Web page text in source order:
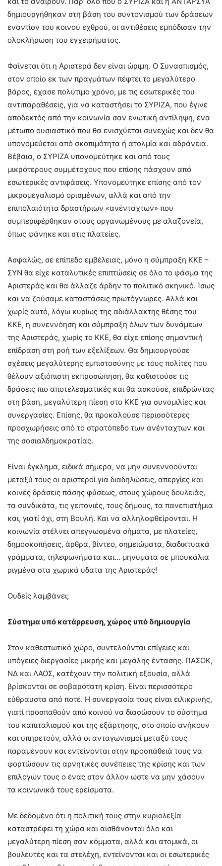
δημιουργήθηκαν στη βάση του συντονισμού των δράσεων
εναντίον του κοινού εχθρού, οι αντιθέσεις εμπόδισαν την
ολοκλήρωση του εγχειρήματος.
Φαίνεται ότι η Αριστερά δεν είναι ώριμη. Ο Συνασπισμός,
στον οποίο εκ των πραγμάτων πέφτει το μεγαλύτερο
βάρος, έχασε πολύτιμο χρόνο, με τις εσωτερικές του
αντιπαραθέσεις, για να καταστήσει το ΣΥΡΙΖΑ, που έγινε
αποδεκτός από την κοινωνία σαν ενωτική αντίληψη, ένα
μέτωπο ουσιαστικό που θα ενισχύεται συνεχώς και δεν θα
υπονομεύεται από σκοπιμότητα ή ατολμία και αδράνεια.
Βέβαια, ο ΣΥΡΙΖΑ υπονομεύτηκε και από τους
μικρότερους συμμέτοχους που επίσης πάσχουν από
εσωτερικές αντιφάσεις. Υπονομεύτηκε επίσης από τον
μικρομεγαλισμό ορισμένων, αλλά και από την
επιπολαιότητα δραστήριων «ανένταχτων» που
συμπεριφέρθηκαν στους οργανωμένους με αλαζονεία,
όπως φάνηκε και στις πλατείες.
Ασφαλώς, σε επίπεδο εμβέλειας, μόνο η σύμπραξη ΚΚΕ –
ΣΥΝ θα είχε καταλυτικές επιπτώσεις σε όλο το φάσμα της
Αριστεράς και θα άλλαζε άρδην το πολιτικό σκηνικό. Ίσως
και να ζούσαμε καταστάσεις πρωτόγνωρες. Αλλά και
χωρίς αυτό, λόγω κυρίως της αδιάλλακτης θέσης του
ΚΚΕ, η συνεννόηση και σύμπραξη όλων των δυνάμεων
της Αριστεράς, χωρίς το ΚΚΕ, θα είχε επίσης σημαντική
επίδραση στη ροή των εξελίξεων. Θα δημιουργούσε
σχέσεις μεγαλύτερης εμπιστοσύνης με τους πολίτες που
θέλουν αξιόπιστη εκπροσώπηση, θα καθιστούσε τις
δράσεις πιο αποτελεσματικές και θα ασκούσε, επιδρώντας
στη βάση, μεγαλύτερη πίεση στο ΚΚΕ για συνομιλίες και
συνεργασίες. Επίσης, θα προκαλούσε περισσότερες
προσχωρήσεις από το στρατόπεδο των ανένταχτων και
της σοσιαλδημοκρατίας.
Είναι έγκλημα, ειδικά σήμερα, να μην συνεννοούνται
μεταξύ τους οι αριστεροί για διαδηλώσεις, απεργίες και
κοινές δράσεις πάσης φύσεως, στους χώρους δουλειάς,
τα συνδικάτα, τις γειτονιές, τους δήμους, τα πανεπιστήμια
και, γιατί όχι, στη Βουλή. Και να αλληλοφθείρονται. Η
κοινωνία στέλνει απεγνωσμένα σήματα, με πλατείες,
δημοσκοπήσεις, άρθρα, βίντεο, σημειώματα, διαδικτυακά
γράμματα, τηλεφωνήματα και… μηνύματα σε μπουκάλια
ριγμένα στα χωρικά ύδατα της Αριστεράς!
Ουδείς λαμβάνει;
Σύστημα υπό κατάρρευση, χώρος υπό δημιουργία
Στον καθεστωτικό χώρο, συντελούνται επίγειες και
υπόγειες διεργασίες μικρής και μεγάλης έντασης. ΠΑΣΟΚ,
ΝΔ και ΛΑΟΣ, κατέχουν την πολιτική εξουσία, αλλά
βρίσκονται σε σοβαρότατη κρίση. Είναι περισσότερο
εύθραυστα από ποτέ. Η συνεργασία τους είναι ειλικρινής,
γιατί προσπαθούν από κοινού να διασώσουν το σύστημα
του καπιταλισμού και της εξάρτησης, στο οποίο ανήκουν
και υπηρετούν, αλλά οι ανταγωνισμοί μεταξύ τους
παραμένουν και εντείνονται στην προσπάθειά τους να
φορτώσουν τις αρνητικές συνέπειες της κρίσης και των
επιλογών τους ο ένας στον άλλον ώστε να μην χάσουν
τα κοινωνικά τους ερείσματα.
Με δεδομένο ότι η πολιτική τους στην κυριολεξία
καταστρέφει τη χώρα και αισθάνονται όλο και
μεγαλύτερη πίεση σαν κόμματα, αλλά και ατομικά, οι
βουλευτές και τα στελέχη, εντείνονται και οι εσωτερικές